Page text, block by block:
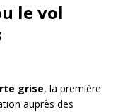
le vol
grise, la première
auprès des